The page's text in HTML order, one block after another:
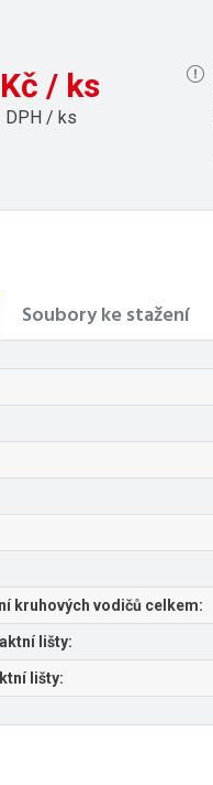
/ ks
DPH / ks
Soubory ke stažení
kruhových vodičů celkem:
lišty:
lišty: